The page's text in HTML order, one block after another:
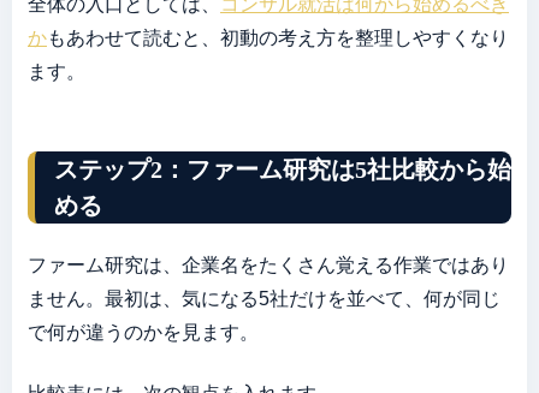
全体の入口としては、
コンサル就活は何から始めるべき
かもあわせて読むと、初動の考え方を整理しやすくなり
ます。
ステップ2：ファーム研究は5社比較から始
める
ファーム研究は、企業名をたくさん覚える作業ではあり
ません。最初は、気になる5社だけを並べて、何が同じ
で何が違うのかを見ます。